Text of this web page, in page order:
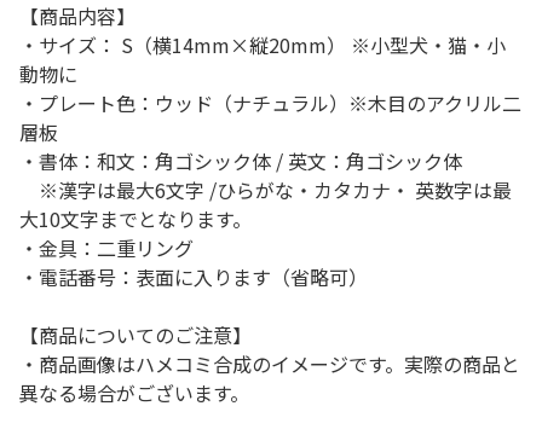
【商品内容】
・サイズ： S（横14mm×縦20mm） ※小型犬・猫・小
動物に
・プレート色：ウッド（ナチュラル）※木目のアクリル二
層板
・書体：和文：角ゴシック体 / 英文：角ゴシック体
※漢字は最大6文字 /ひらがな・カタカナ・ 英数字は最
大10文字までとなります。
・金具：二重リング
・電話番号：表面に入ります（省略可）
【商品についてのご注意】
・商品画像はハメコミ合成のイメージです。実際の商品と
異なる場合がございます。